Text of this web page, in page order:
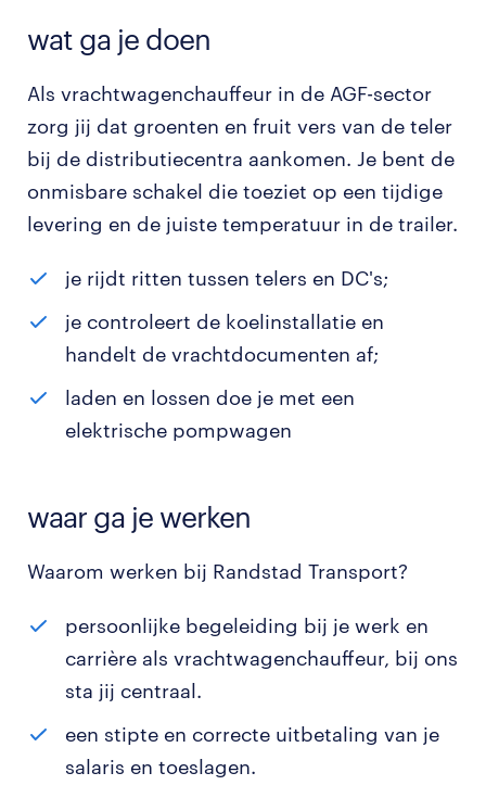
wat ga je doen
Als vrachtwagenchauffeur in de AGF-sector
zorg jij dat groenten en fruit vers van de teler
bij de distributiecentra aankomen. Je bent de
onmisbare schakel die toeziet op een tijdige
levering en de juiste temperatuur in de trailer.
je rijdt ritten tussen telers en DC's;
je controleert de koelinstallatie en
handelt de vrachtdocumenten af;
laden en lossen doe je met een
elektrische pompwagen
waar ga je werken
Waarom werken bij Randstad Transport?
persoonlijke begeleiding bij je werk en
carrière als vrachtwagenchauffeur, bij ons
sta jij centraal.
een stipte en correcte uitbetaling van je
salaris en toeslagen.